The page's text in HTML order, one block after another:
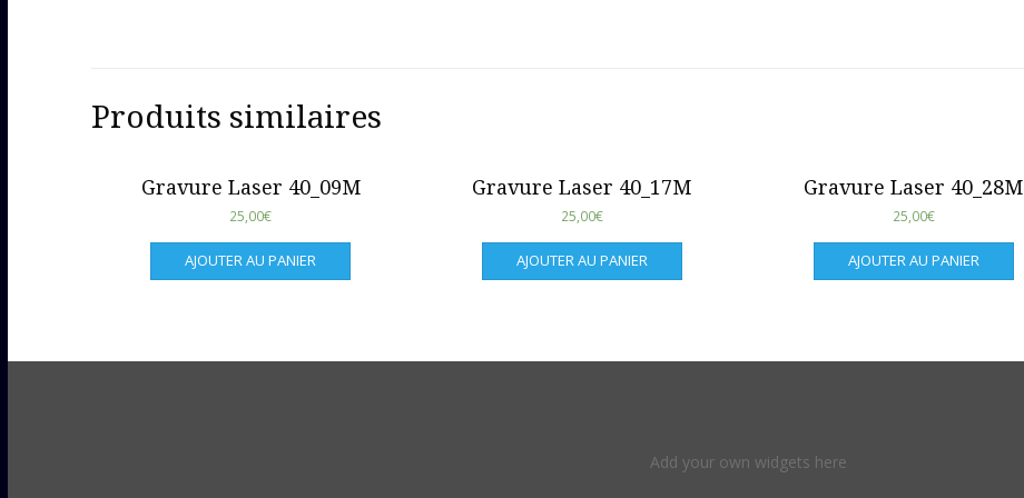
Produits similaires
Gravure Laser 40_09M
25,00€
AJOUTER AU PANIER
Gravure Laser 40_17M
25,00€
AJOUTER AU PANIER
Gravure Laser 40_28M
25,00€
AJOUTER AU PANIER
Add your own widgets here